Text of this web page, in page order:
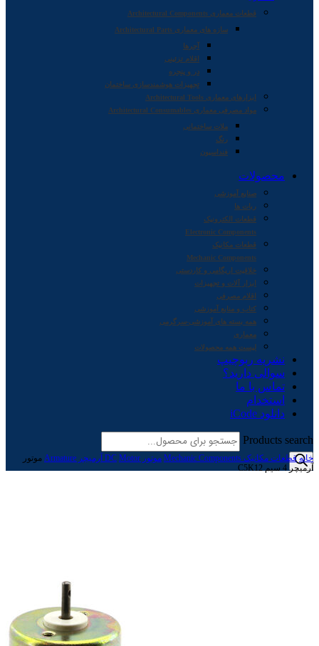
قطعات معماری Architectural Components
سازه های معماری Architectural Parts
آجرها
اقلام تزئینی
در و پنجره
تجهیزات هوشمندسازی ساختمان
ابزارهای معماری Architectural Tools
مواد مصرفی معماری Architectural Consumables
ملات ساختمانی
رنگ
فنداسیون
محصولات
صنایع آموزشی
ربات ها
قطعات الکترونیک
Electronic Components
قطعات مکانیک
Mechanic Components
خلاقیت اریگامی و کاردستی
ابزار آلات و تجهیزات
اقلام مصرفی
کتاب و منابع آموزشی
همه بسته های آموزشی-سرگرمی
معماری
لیست همه محصولات
نشریه ربوچیپ
سوالی دارید؟
تماس با ما
استخدام
دانلود iCode
Products search
خانه قطعات مکانیک Mechanic Components موتور Motor DC آرمیچر Armature
موتور
آرمیچر 4 سیم C5K12